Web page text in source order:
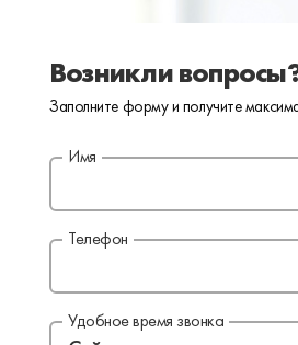
Возникли
Заполните форму и получите
Имя
Телефон
Удобное время звонка